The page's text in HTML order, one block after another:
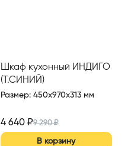
Шкаф кухонный ИНДИГО
(Т.СИНИЙ)
Размер: 450x970x313 мм
4 640₽9 290₽
В корзину